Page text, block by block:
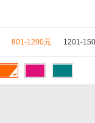
801-1200元 1201-